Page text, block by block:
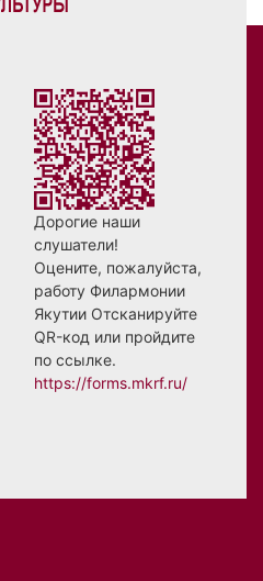
Дорогие наши
слушатели!
Оцените, пожалуйста,
работу Филармонии
Якутии Отсканируйте
QR-код или пройдите
по ссылке.
https://forms.mkrf.ru/